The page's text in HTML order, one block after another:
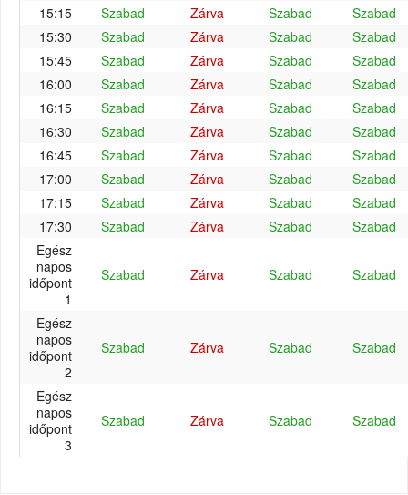
15:15
Szabad Zárva Szabad
Szabad
15:30
Szabad Zárva Szabad
Szabad
15:45
Szabad Zárva Szabad
Szabad
16:00
Szabad Zárva Szabad
Szabad
16:15
Szabad Zárva Szabad
Szabad
16:30
Szabad Zárva Szabad
Szabad
16:45
Szabad Zárva Szabad
Szabad
17:00
Szabad Zárva Szabad
Szabad
17:15
Szabad Zárva Szabad
Szabad
17:30
Szabad Zárva Szabad
Szabad
Egész
napos
időpont
1
Szabad Zárva Szabad Szabad
Egész
napos
időpont
2
Szabad Zárva Szabad Szabad
Egész
napos
időpont
3
Szabad Zárva Szabad Szabad